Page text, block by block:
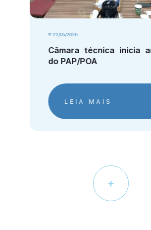
22/05/2026
Câmara técnica inicia
do PAP/POA
LEIA MAIS
+